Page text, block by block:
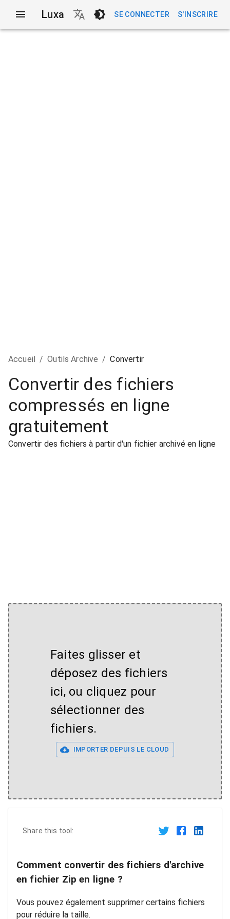
Luxa SE CONNECTER S'INSCRIRE
Accueil / Outils Archive / Convertir
Convertir des fichiers
compressés en ligne
gratuitement
Convertir des fichiers à partir d'un fichier archivé en ligne
Faites glisser et
déposez des fichiers
ici, ou cliquez pour
sélectionner des
fichiers.
IMPORTER DEPUIS LE CLOUD
Share this tool:
Comment convertir des fichiers d'archive
en fichier Zip en ligne ?
Vous pouvez également supprimer certains fichiers
pour réduire la taille.